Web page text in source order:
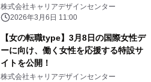
もっと低い」が7割／『女の転職
type』が働く女性にアンケート
株式会社キャリアデザインセンター
2026年3月6日 11:00
【女の転職type】3月8日の国際女性デ
ーに向け、働く女性を応援する特設サ
イトを公開！
株式会社キャリアデザインセンター